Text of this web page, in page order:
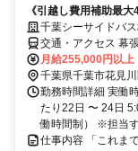
《引越し費用補助最
千葉シーサイドバ
交通・アクセス 幕
月給255,000円以上
千葉県千葉市花見
勤務時間詳細 実働
たり22日 〜 24日
働時間制） ※担当
仕事内容 「これま